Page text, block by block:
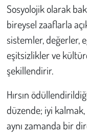
Sosyolojik olarak
bireysel zaaflarla
sistemler, değerler,
eşitsizlikler ve
şekillendirir.
Hırsın
düzende; iyi
aynı zamanda bir